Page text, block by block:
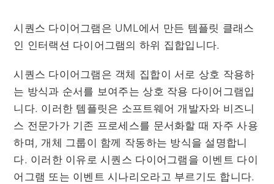
시퀀스 다이어그램은 UML에서 만든 템플릿 클래스
인 인터랙션 다이어그램의 하위 집합입니다.
시퀀스 다이어그램은 객체 집합이 서로 상호 작용하
는 방식과 순서를 보여주는 상호 작용 다이어그램입
니다. 이러한 템플릿은 소프트웨어 개발자와 비즈니
스 전문가가 기존 프로세스를 문서화할 때 자주 사용
하며, 개체 그룹이 함께 작동하는 방식을 설명합니
다. 이러한 이유로 시퀀스 다이어그램을 이벤트 다이
어그램 또는 이벤트 시나리오라고 부르기도 합니다.